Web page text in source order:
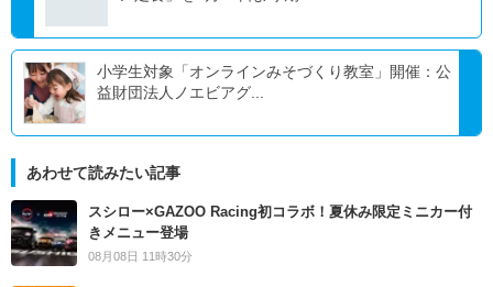
小学生対象「オンラインみそづくり教室」開催：公
益財団法人ノエビアグ...
あわせて読みたい記事
スシロー×GAZOO Racing初コラボ！夏休み限定ミニカー付
きメニュー登場
08月08日 11時30分